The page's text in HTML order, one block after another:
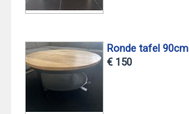
Ronde tafel 90cm
€ 150